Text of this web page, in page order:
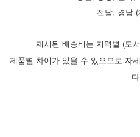
전남, 경남
제시된 배송비는 지역별 (도서
제품별 차이가 있을 수 있으므로 자
다